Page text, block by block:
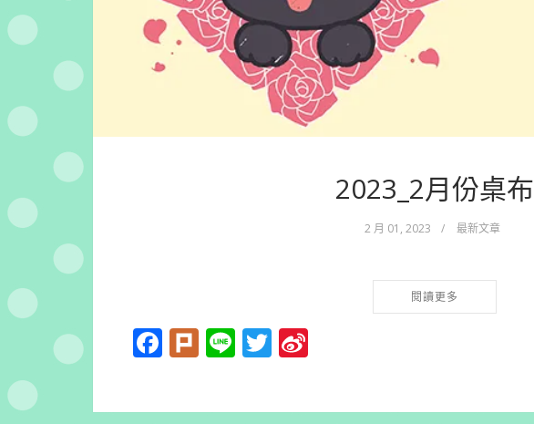
2023_2月份桌布
2 月 01, 2023 / 最新文章
閱讀更多
Facebook
PlurkLineTwitter